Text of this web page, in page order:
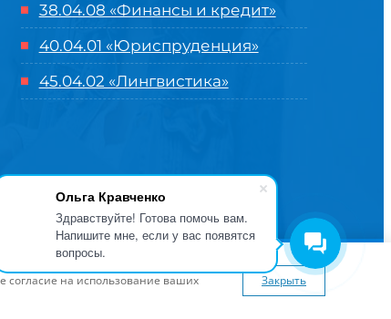
Ольга Кравченко
Здравствуйте! Готова помочь вам.
Напишите мне, если у вас появятся
вопросы.
38.04.08 «Финансы и кредит»
40.04.01 «Юриспруденция»
45.04.02 «Лингвистика»
| Разработка и продвижение в
Центре цифровых
www.flaticon.com
и предложений. Вы можете
согласие на использование ваших
Закрыть